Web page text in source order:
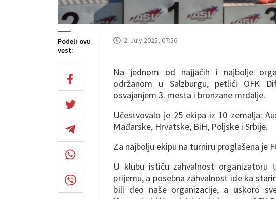
Podeli ovu
vest:
2. July 2025, 07:56
Na jednom od najjačih i najbolje
održanom u Salzburgu, petlići OFK
osvajanjem 3. mesta i bronzane mrdalje.
Učestvovalo je 25 ekipa iz 10 zemalja:
Mađarske, Hrvatske, BiH, Poljske i Srbije.
Za najbolju ekipu na turniru proglašena je
U klubu ističu zahvalnost organizatoru
prijemu, a posebna zahvalnost ide ka
bili deo naše organizacije, a uskoro